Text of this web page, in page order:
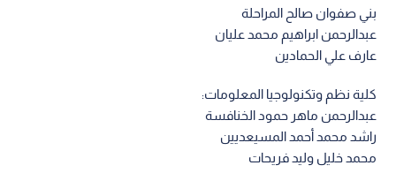
بني صفوان صالح المراحلة
عبدالرحمن ابراهيم محمد عليان
عارف علي الحمادين
كلية نظم وتكنولوجيا المعلومات:
عبدالرحمن ماهر حمود الخنافسة
راشد محمد أحمد المسيعديين
محمد خليل وليد فريحات